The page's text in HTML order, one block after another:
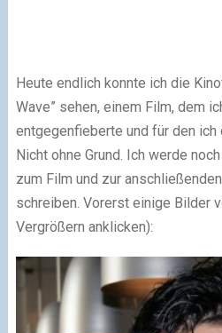
Heute endlich konnte ich die
Wave” sehen, einem Film, dem
entgegenfieberte und für den ich
Nicht ohne Grund. Ich werde
zum Film und zur
schreiben. Vorerst einige Bilder
Vergrößern anklicken):